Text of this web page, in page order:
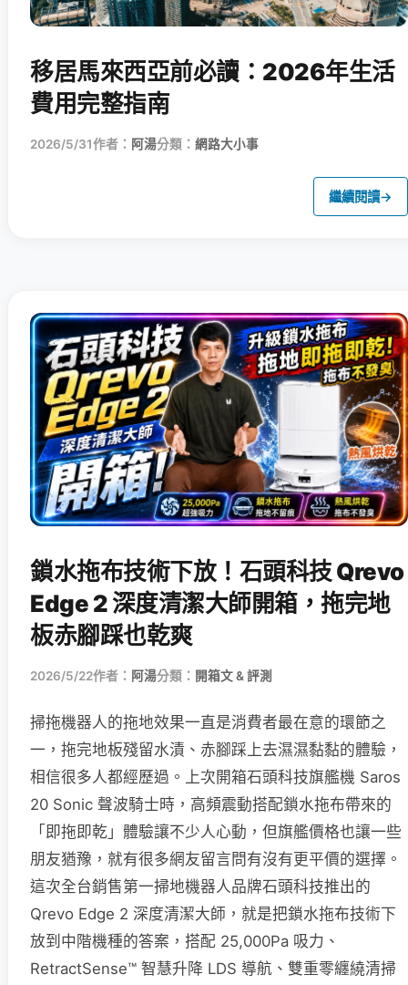
移居馬來西亞前必讀：2026年生活
費用完整指南
2026/5/31作者： 阿湯分類： 網路大小事
繼續閱讀→
鎖水拖布技術下放！石頭科技 Qrevo
Edge 2 深度清潔大師開箱，拖完地
板赤腳踩也乾爽
2026/5/22作者： 阿湯分類： 開箱文 & 評測
掃拖機器人的拖地效果一直是消費者最在意的環節之
一，拖完地板殘留水漬、赤腳踩上去濕濕黏黏的體驗，
相信很多人都經歷過。上次開箱石頭科技旗艦機 Saros
20 Sonic 聲波騎士時，高頻震動搭配鎖水拖布帶來的
「即拖即乾」體驗讓不少人心動，但旗艦價格也讓一些
朋友猶豫，就有很多網友留言問有沒有更平價的選擇。
這次全台銷售第一掃地機器人品牌石頭科技推出的
Qrevo Edge 2 深度清潔大師，就是把鎖水拖布技術下
放到中階機種的答案，搭配 25,000Pa 吸力、
RetractSense™ 智慧升降 LDS 導航、雙重零纏繞清掃